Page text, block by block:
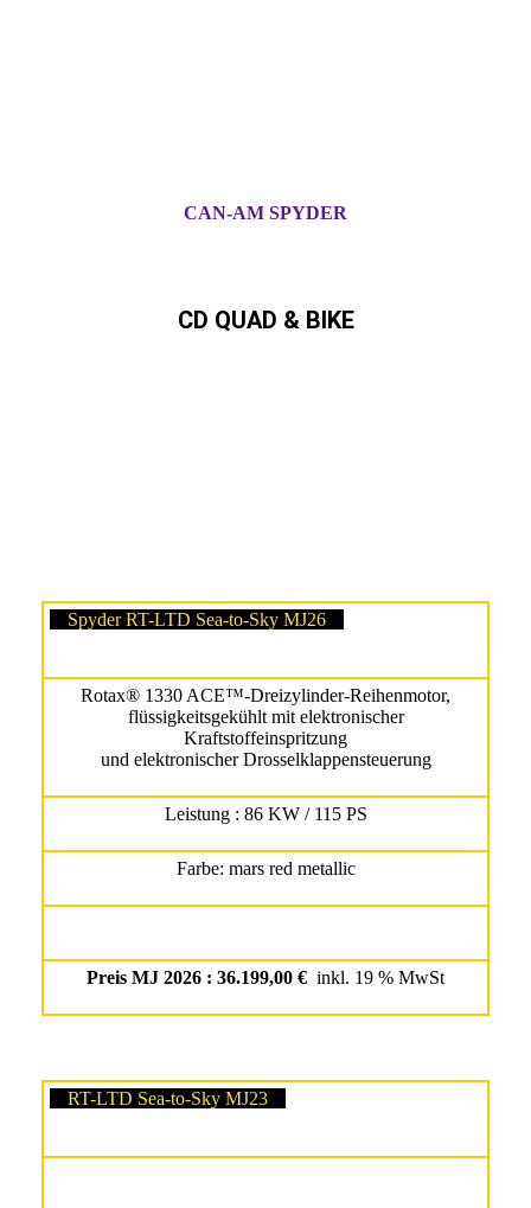
CAN-AM SPYDER
CD QUAD & BIKE
Spyder RT-LTD Sea-to-Sky MJ26
Rotax® 1330 ACE™-Dreizylinder-Reihenmotor,
flüssigkeitsgekühlt mit elektronischer
Kraftstoffeinspritzung
und elektronischer Drosselklappensteuerung
Leistung : 86 KW / 115 PS
Farbe: mars red metallic
Preis MJ 2026 : 36.199,00 € inkl. 19 % MwSt
RT-LTD Sea-to-Sky MJ23